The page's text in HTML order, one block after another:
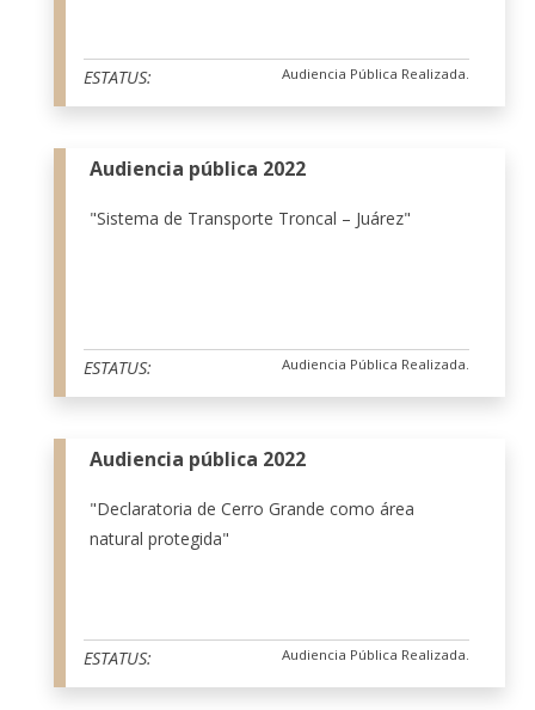
ESTATUS: Audiencia Pública Realizada.
Audiencia pública 2022
"Sistema de Transporte Troncal – Juárez"
ESTATUS: Audiencia Pública Realizada.
Audiencia pública 2022
"Declaratoria de Cerro Grande como área
natural protegida"
ESTATUS: Audiencia Pública Realizada.